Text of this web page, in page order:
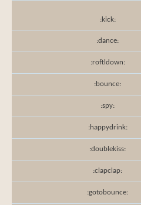
:kick:
:dance:
:roftldown:
:bounce:
:spy:
:happydrink:
:doublekiss:
:clapclap:
:gotobounce: